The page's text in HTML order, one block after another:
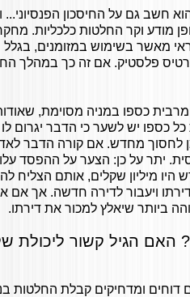
חשב גם על החיסכון הפנסיוני...
מודע וקר החלטות כלכליות.
מאשר בשימוש במזומנים, בגלל
פלסטיק. אם זה כך במהלך
להשקיע את מרבית כספו במניה מסוימת,
כספו יש לשער כי הדבר יגרום
לחסוך מחדש. אם קורה הדבר
יתר על כן: הצער על ההפסד
היו מיליון שקלים, אותם הצליח
ויעבור לדירה חדשה. אך אם
ביותר שיאלץ למכור את דירתו.
האם הגיל קשור ליכולת
ומדחיקים קבלת החלטות